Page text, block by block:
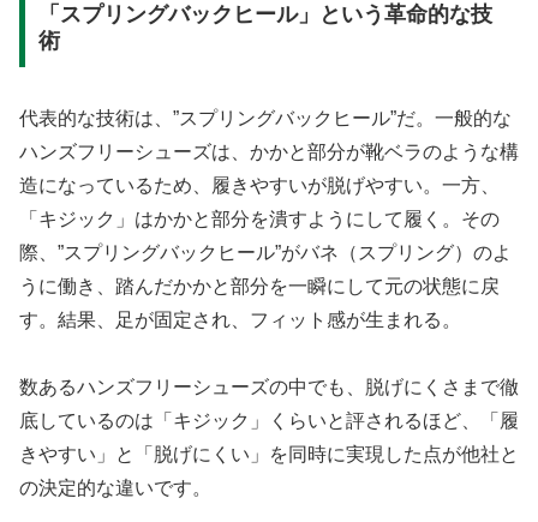
「スプリングバックヒール」という革命的な技
術
代表的な技術は、”スプリングバックヒール”だ。一般的な
ハンズフリーシューズは、かかと部分が靴ベラのような構
造になっているため、履きやすいが脱げやすい。一方、
「キジック」はかかと部分を潰すようにして履く。その
際、”スプリングバックヒール”がバネ（スプリング）のよ
うに働き、踏んだかかと部分を一瞬にして元の状態に戻
す。結果、足が固定され、フィット感が生まれる。
数あるハンズフリーシューズの中でも、脱げにくさまで徹
底しているのは「キジック」くらいと評されるほど、「履
きやすい」と「脱げにくい」を同時に実現した点が他社と
の決定的な違いです。